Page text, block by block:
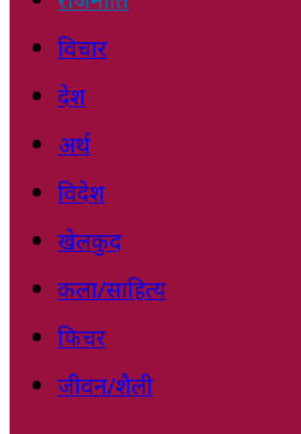
विचार
देश
अर्थ
विदेश
खेलकुद
कला/साहित्य
फिचर
जीवन/शैली